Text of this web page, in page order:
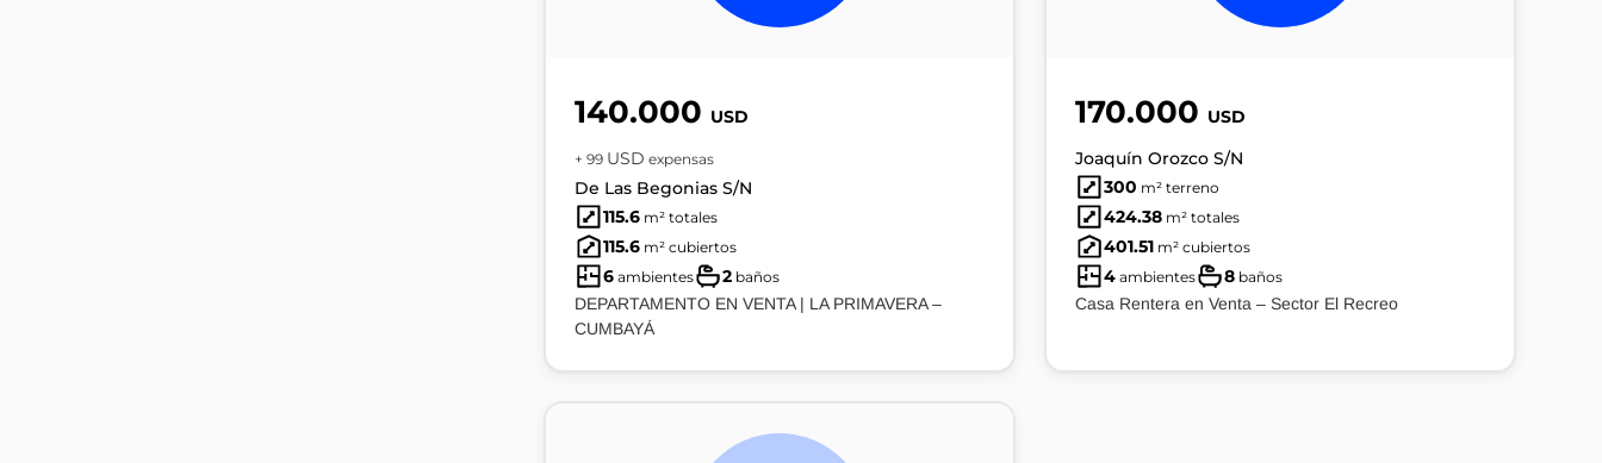
140.000 USD
+ 99 USD expensas
De Las Begonias S/N
115.6 m² totales
115.6 m² cubiertos
6 ambientes 2 baños
DEPARTAMENTO EN VENTA | LA PRIMAVERA –
CUMBAYÁ
170.000 USD
Joaquín Orozco S/N
300 m² terreno
424.38 m² totales
401.51 m² cubiertos
4 ambientes 8 baños
Casa Rentera en Venta – Sector El Recreo